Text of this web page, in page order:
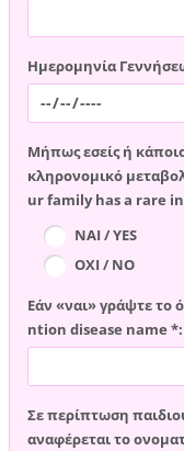
Ημερομηνία
Μήπως εσείς ή
κληρονομικό
ur family has a rare
ΝΑΙ / YES
ΟΧΙ / NO
Εάν «ναι» γράψτε το
ntion disease name *:
Σε περίπτωση
αναφέρεται το